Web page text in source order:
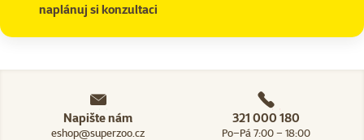
naplánuj si konzultaci
Napište nám
eshop@superzoo.cz
321 000 180
Po–Pá 7:00 – 18:00